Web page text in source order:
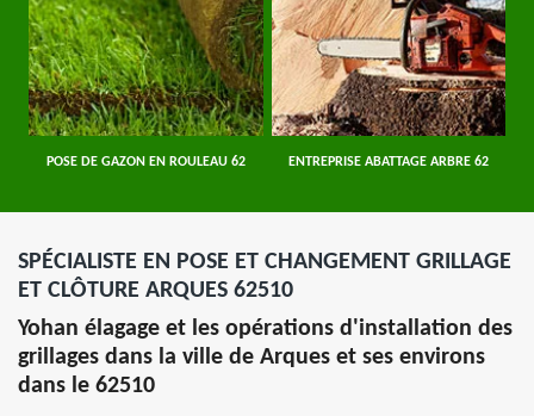
POSE DE GAZON EN ROULEAU 62 ENTREPRISE ABATTAGE ARBRE 62
SPÉCIALISTE EN POSE ET CHANGEMENT GRILLAGE
ET CLÔTURE ARQUES 62510
Yohan élagage et les opérations d'installation des
grillages dans la ville de Arques et ses environs
dans le 62510